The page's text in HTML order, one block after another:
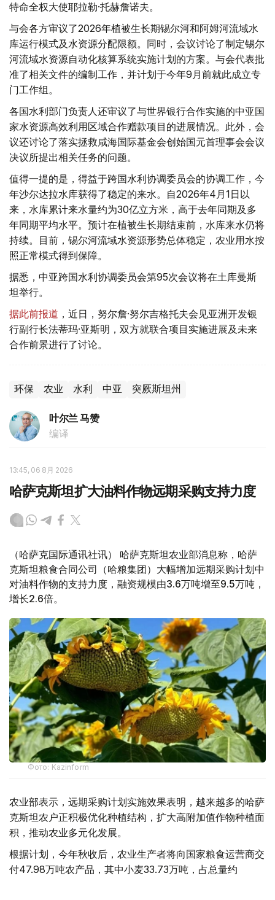
特命全权大使耶拉勒·托赫詹诺夫。
与会各方审议了2026年植被生长期锡尔河和阿姆河流域水
库运行模式及水资源分配限额。同时，会议讨论了制定锡尔
河流域水资源自动化核算系统实施计划的方案。与会代表批
准了相关文件的编制工作，并计划于今年9月前就此成立专
门工作组。
各国水利部门负责人还审议了与世界银行合作实施的中亚国
家水资源高效利用区域合作赠款项目的进展情况。此外，会
议还讨论了落实拯救咸海国际基金会创始国元首理事会会议
决议所提出相关任务的问题。
值得一提的是，得益于跨国水利协调委员会的协调工作，今
年沙尔达拉水库获得了稳定的来水。自2026年4月1日以
来，水库累计来水量约为30亿立方米，高于去年同期及多
年同期平均水平。预计在植被生长期结束前，水库来水仍将
持续。目前，锡尔河流域水资源形势总体稳定，农业用水按
照正常模式得到保障。
据悉，中亚跨国水利协调委员会第95次会议将在土库曼斯
坦举行。
据此前报道 ，近日，努尔詹·努尔吉格托夫会见亚洲开发银
行副行长法蒂玛·亚斯明，双方就联合项目实施进展及未来
合作前景进行了讨论。
环保 农业 水利 中亚 突厥斯坦州
叶尔兰 马赞
编译
13:45, 06 8月 2026
哈萨克斯坦扩大油料作物远期采购支持力度
（哈萨克国际通讯社讯） 哈萨克斯坦农业部消息称，哈萨
克斯坦粮食合同公司（哈粮集团）大幅增加远期采购计划中
对油料作物的支持力度，融资规模由3.6万吨增至9.5万吨，
增长2.6倍。
Фото: Kazinform
农业部表示，远期采购计划实施效果表明，越来越多的哈萨
克斯坦农户正积极优化种植结构，扩大高附加值作物种植面
积，推动农业多元化发展。
根据计划，今年秋收后，农业生产者将向国家粮食运营商交
付47.98万吨农产品，其中小麦33.73万吨，占总量约